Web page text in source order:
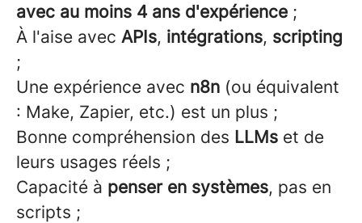
avec au moins 4 ans d'expérience ;
À l'aise avec APIs, intégrations, scripting
;
Une expérience avec n8n (ou équivalent
: Make, Zapier, etc.) est un plus ;
Bonne compréhension des LLMs et de
leurs usages réels ;
Capacité à penser en systèmes, pas en
scripts ;